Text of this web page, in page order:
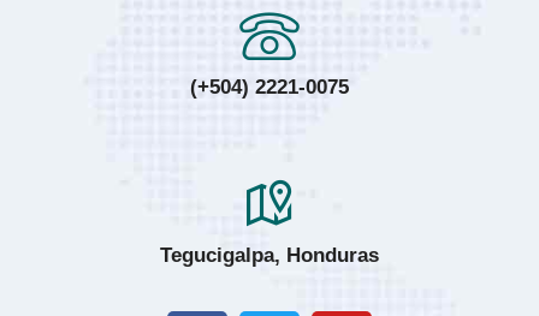
(+504) 2221-0075
Tegucigalpa, Honduras